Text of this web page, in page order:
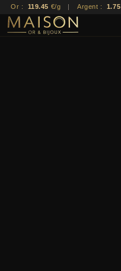
Or : 119.45 €/g | Argent : 1.75